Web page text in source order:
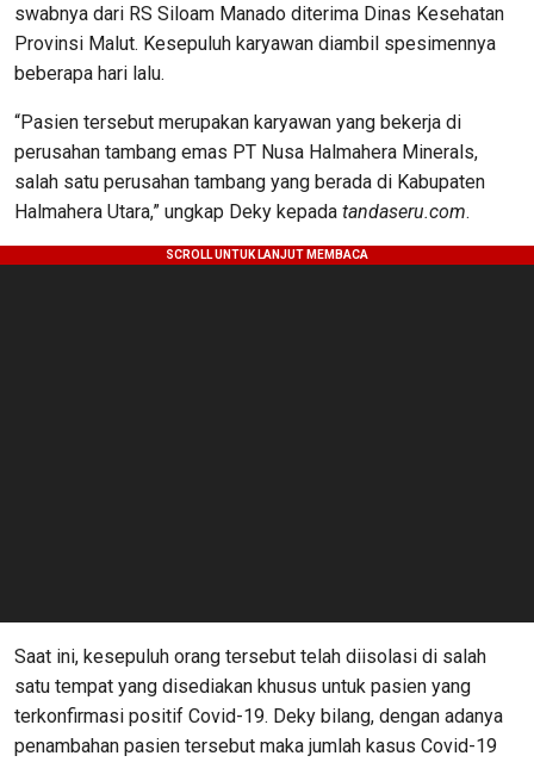
swabnya dari RS Siloam Manado diterima Dinas Kesehatan
Provinsi Malut. Kesepuluh karyawan diambil spesimennya
beberapa hari lalu.
“Pasien tersebut merupakan karyawan yang bekerja di
perusahan tambang emas PT Nusa Halmahera Minerals,
salah satu perusahan tambang yang berada di Kabupaten
Halmahera Utara,” ungkap Deky kepada tandaseru.com.
Saat ini, kesepuluh orang tersebut telah diisolasi di salah
satu tempat yang disediakan khusus untuk pasien yang
terkonfirmasi positif Covid-19. Deky bilang, dengan adanya
penambahan pasien tersebut maka jumlah kasus Covid-19